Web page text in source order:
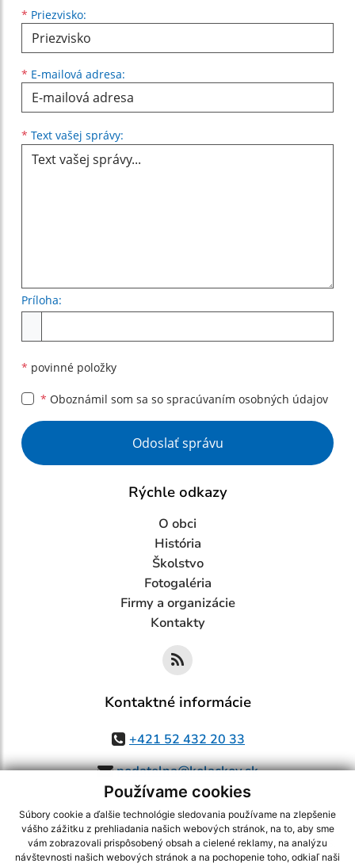
Používame cookies
Súbory cookie a ďalšie technológie sledovania používame na zlepšenie
vášho zážitku z prehliadania našich webových stránok, na to, aby sme
vám zobrazovali prispôsobený obsah a cielené reklamy, na analýzu
návštevnosti našich webových stránok a na pochopenie toho, odkiaľ naši
* Priezvisko:
* E-mailová adresa:
* Text vašej správy:
Príloha:
* povinné položky
* Oboznámil som sa so spracúvaním osobných údajov
Google reCaptcha Response
Odoslať správu
Rýchle odkazy
O obci
História
Školstvo
Fotogaléria
Firmy a organizácie
Kontakty
Kontaktné informácie
+421 52 432 20 33
podatelna@kolackov.sk
využite možnosť získavania aktuálnych informácií s využitím RSS
CMS systém (redakčný) systém ECHELON 2,Mapa stránok,web portál